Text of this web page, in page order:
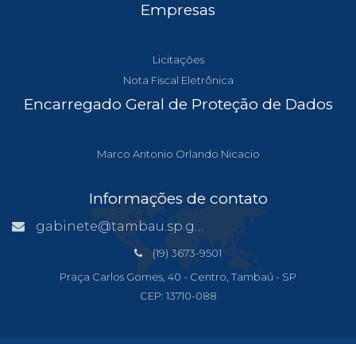
Empresas
Licitações
Nota Fiscal Eletrônica
Encarregado Geral de Proteção de Dados
Marco Antonio Orlando Nicacio
Informações de contato
gabinete@tambau.sp.gov.br
(19) 3673-9501
Praça Carlos Gomes, 40 - Centro, Tambaú - SP
CEP: 13710-088